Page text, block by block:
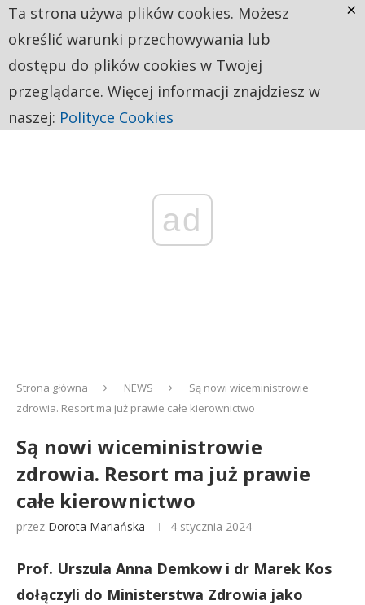
ad
Strona główna NEWS
Są nowi wiceministrowie
zdrowia. Resort ma już prawie całe kierownictwo
Są nowi wiceministrowie
zdrowia. Resort ma już prawie
całe kierownictwo
przez Dorota Mariańska 4 stycznia 2024
Prof. Urszula Anna Demkow i dr Marek Kos
dołączyli do Ministerstwa Zdrowia jako
Ta strona używa plików cookies. Możesz
określić warunki przechowywania lub
dostępu do plików cookies w Twojej
przeglądarce. Więcej informacji znajdziesz w
naszej: Polityce Cookies
×